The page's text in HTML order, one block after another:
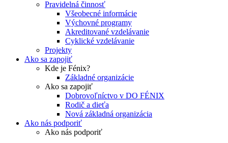
Pravidelná činnosť
Všeobecné informácie
Výchovné programy
Akreditované vzdelávanie
Cyklické vzdelávanie
Projekty
Ako sa zapojiť
Kde je Fénix?
Základné organizácie
Ako sa zapojiť
Dobrovoľníctvo v DO FÉNIX
Rodič a dieťa
Nová základná organizácia
Ako nás podporiť
Ako nás podporiť